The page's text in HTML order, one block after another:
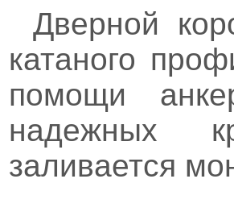
Дверной
катаного
помощи
надежных
заливается